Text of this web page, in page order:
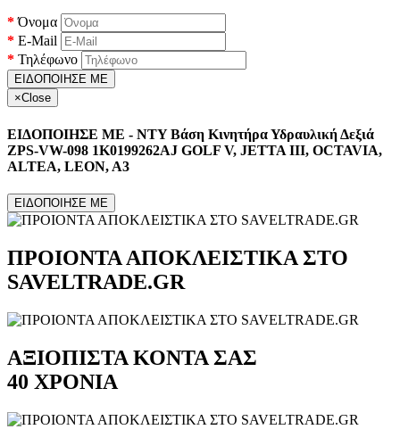
Όνομα
E-Mail
Τηλέφωνο
ΕΙΔΟΠΟΙΗΣΕ ΜΕ
×Close
ΕΙΔΟΠΟΙΗΣΕ ΜΕ - NTY Βάση Κινητήρα Υδραυλική Δεξιά
ZPS-VW-098 1K0199262AJ GOLF V, JETTA III, OCTAVIA,
ALTEA, LEON, A3
ΕΙΔΟΠΟΙΗΣΕ ΜΕ
ΠΡΟΙΟΝΤΑ ΑΠΟΚΛΕΙΣΤΙΚΑ ΣΤΟ
SAVELTRADE.GR
ΑΞΙΟΠΙΣΤΑ ΚΟΝΤΑ ΣΑΣ
40 ΧΡΟΝΙΑ